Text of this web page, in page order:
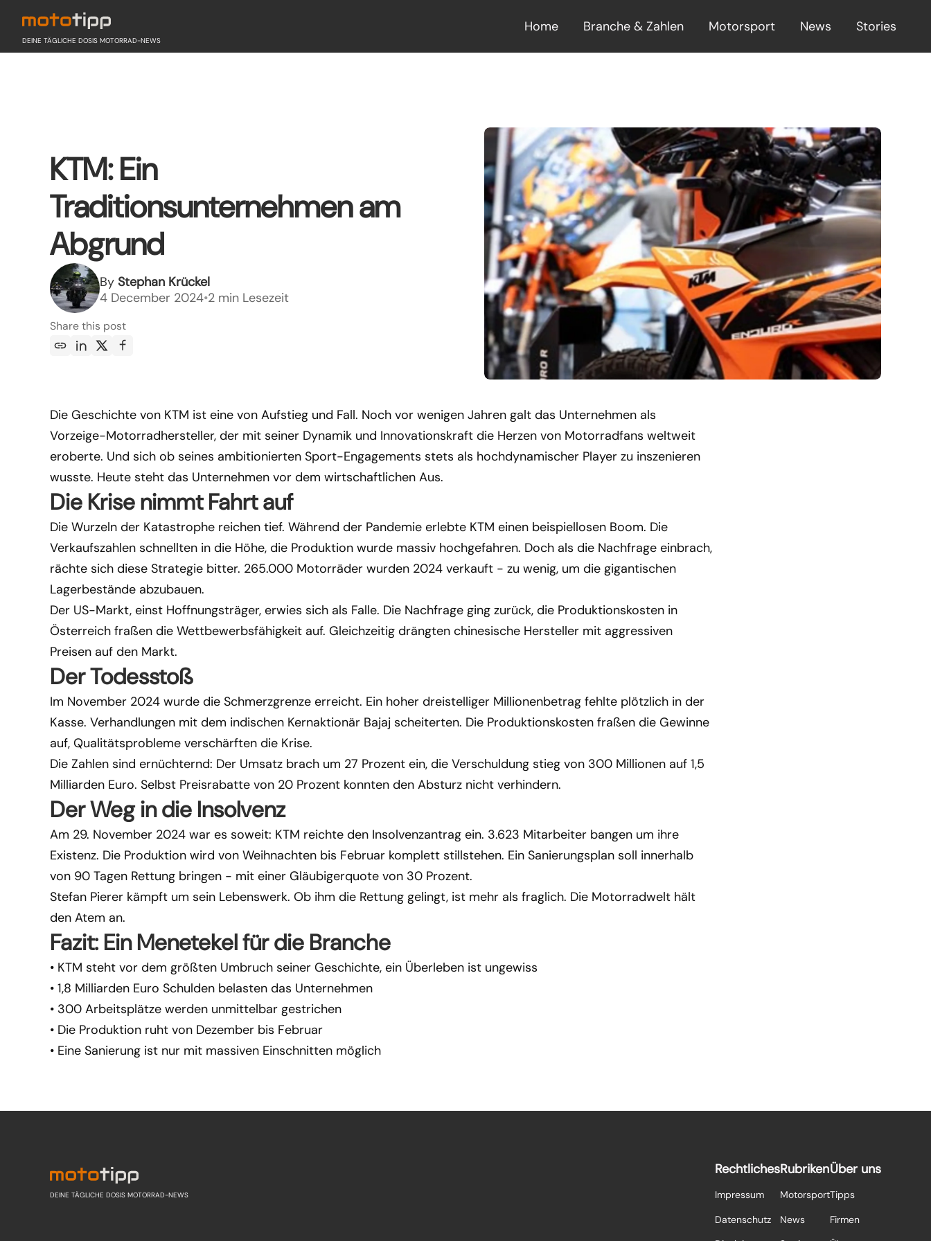
DEINE TÄGLICHE DOSIS MOTORRAD-NEWS
Home Branche & Zahlen Motorsport News Stories
KTM: Ein
Traditionsunternehmen am
Abgrund
By Stephan Krückel
4 December 2024•2 min Lesezeit
Share this post
Die Geschichte von KTM ist eine von Aufstieg und Fall. Noch vor wenigen Jahren galt das Unternehmen als
Vorzeige-Motorradhersteller, der mit seiner Dynamik und Innovationskraft die Herzen von Motorradfans weltweit
eroberte. Und sich ob seines ambitionierten Sport-Engagements stets als hochdynamischer Player zu inszenieren
wusste. Heute steht das Unternehmen vor dem wirtschaftlichen Aus.
Die Krise nimmt Fahrt auf
Die Wurzeln der Katastrophe reichen tief. Während der Pandemie erlebte KTM einen beispiellosen Boom. Die
Verkaufszahlen schnellten in die Höhe, die Produktion wurde massiv hochgefahren. Doch als die Nachfrage einbrach,
rächte sich diese Strategie bitter. 265.000 Motorräder wurden 2024 verkauft - zu wenig, um die gigantischen
Lagerbestände abzubauen.
Der US-Markt, einst Hoffnungsträger, erwies sich als Falle. Die Nachfrage ging zurück, die Produktionskosten in
Österreich fraßen die Wettbewerbsfähigkeit auf. Gleichzeitig drängten chinesische Hersteller mit aggressiven
Preisen auf den Markt.
Der Todesstoß
Im November 2024 wurde die Schmerzgrenze erreicht. Ein hoher dreistelliger Millionenbetrag fehlte plötzlich in der
Kasse. Verhandlungen mit dem indischen Kernaktionär Bajaj scheiterten. Die Produktionskosten fraßen die Gewinne
auf, Qualitätsprobleme verschärften die Krise.
Die Zahlen sind ernüchternd: Der Umsatz brach um 27 Prozent ein, die Verschuldung stieg von 300 Millionen auf 1,5
Milliarden Euro. Selbst Preisrabatte von 20 Prozent konnten den Absturz nicht verhindern.
Der Weg in die Insolvenz
Am 29. November 2024 war es soweit: KTM reichte den Insolvenzantrag ein. 3.623 Mitarbeiter bangen um ihre
Existenz. Die Produktion wird von Weihnachten bis Februar komplett stillstehen. Ein Sanierungsplan soll innerhalb
von 90 Tagen Rettung bringen - mit einer Gläubigerquote von 30 Prozent.
Stefan Pierer kämpft um sein Lebenswerk. Ob ihm die Rettung gelingt, ist mehr als fraglich. Die Motorradwelt hält
den Atem an.
Fazit: Ein Menetekel für die Branche
• KTM steht vor dem größten Umbruch seiner Geschichte, ein Überleben ist ungewiss
• 1,8 Milliarden Euro Schulden belasten das Unternehmen
• 300 Arbeitsplätze werden unmittelbar gestrichen
• Die Produktion ruht von Dezember bis Februar
• Eine Sanierung ist nur mit massiven Einschnitten möglich
DEINE TÄGLICHE DOSIS MOTORRAD-NEWS
Rechtliches
Impressum
Datenschutz
Rubriken
Motorsport
News
Über uns
Tipps
Firmen